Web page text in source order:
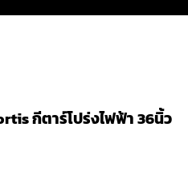
กีตาร์โปร่งไฟฟ้า 36นิ้ว